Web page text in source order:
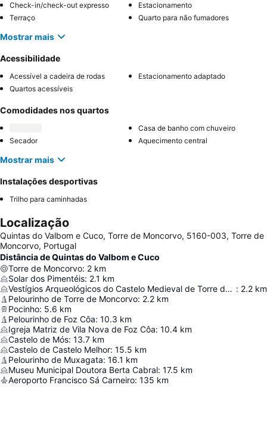
Check-in/check-out expresso
Estacionamento
Terraço
Quarto para não fumadores
Mostrar mais
Acessibilidade
Acessível a cadeira de rodas
Estacionamento adaptado
Quartos acessíveis
Comodidades nos quartos
Casa de banho com chuveiro
Secador
Aquecimento central
Mostrar mais
Instalações desportivas
Trilho para caminhadas
Localização
Quintas do Valbom e Cuco, Torre de Moncorvo, 5160-003, Torre de
Moncorvo, Portugal
Distância de Quintas do Valbom e Cuco
Torre de Moncorvo: 2 km
Solar dos Pimentéis: 2.1 km
Vestígios Arqueológicos do Castelo Medieval de Torre de Moncorvo : 2.2 km
Pelourinho de Torre de Moncorvo: 2.2 km
Pocinho: 5.6 km
Pelourinho de Foz Côa: 10.3 km
Igreja Matriz de Vila Nova de Foz Côa: 10.4 km
Castelo de Mós: 13.7 km
Castelo de Castelo Melhor: 15.5 km
Pelourinho de Muxagata: 16.1 km
Museu Municipal Doutora Berta Cabral: 17.5 km
Aeroporto Francisco Sá Carneiro: 135 km